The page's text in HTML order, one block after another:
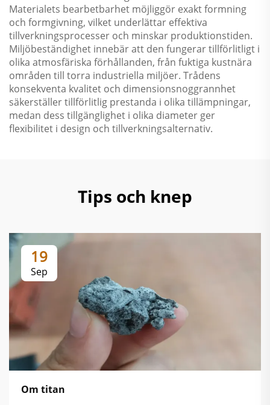
Materialets bearbetbarhet möjliggör exakt formning
och formgivning, vilket underlättar effektiva
tillverkningsprocesser och minskar produktionstiden.
Miljöbeständighet innebär att den fungerar tillförlitligt i
olika atmosfäriska förhållanden, från fuktiga kustnära
områden till torra industriella miljöer. Trådens
konsekventa kvalitet och dimensionsnoggrannhet
säkerställer tillförlitlig prestanda i olika tillämpningar,
medan dess tillgänglighet i olika diameter ger
flexibilitet i design och tillverkningsalternativ.
Tips och knep
19
Sep
Om titan